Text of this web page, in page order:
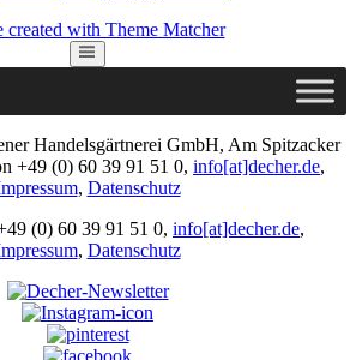
created with Theme Matcher
Handelsgärtnerei GmbH, Am Spitzacker
+49 (0) 60 39 91 51 0, info[at]decher.de,
, Datenschutz
(0) 60 39 91 51 0, info[at]decher.de,
, Datenschutz